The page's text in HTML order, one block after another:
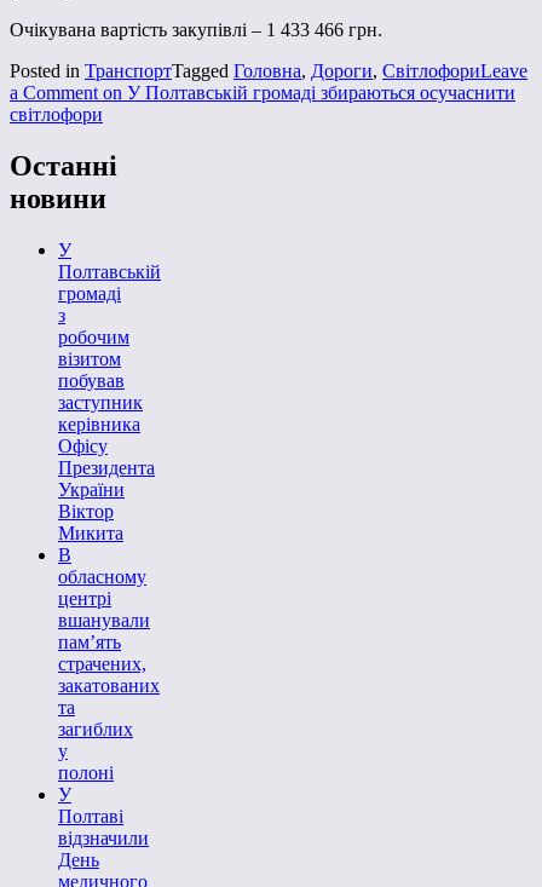
Очікувана вартість закупівлі – 1 433 466 грн.
Posted in ТранспортTagged Головна, Дороги, СвітлофориLeave
a Comment on У Полтавській громаді збираються осучаснити
світлофори
Останні
новини
У
Полтавській
громаді
з
робочим
візитом
побував
заступник
керівника
Офісу
Президента
України
Віктор
Микита
В
обласному
центрі
вшанували
пам’ять
страчених,
закатованих
та
загиблих
у
полоні
У
Полтаві
відзначили
День
медичного